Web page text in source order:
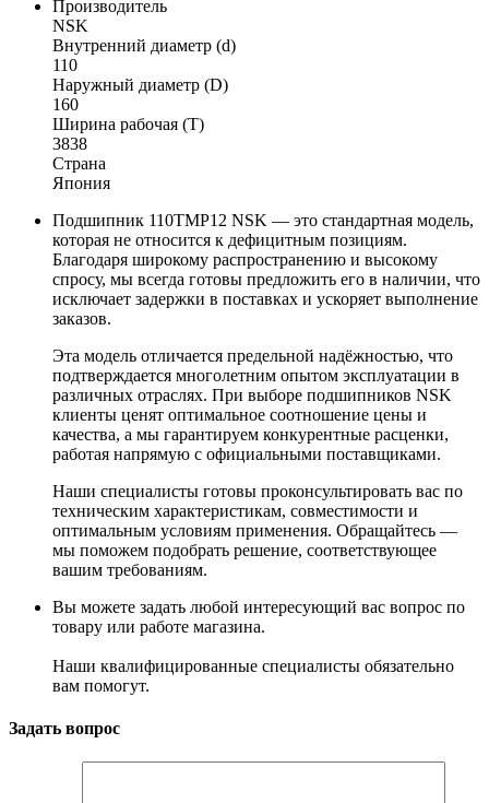
Производитель
NSK
Внутренний диаметр (d)
110
Наружный диаметр (D)
160
Ширина рабочая (T)
3838
Страна
Япония
Подшипник 110TMP12 NSK — это стандартная модель,
которая не относится к дефицитным позициям.
Благодаря широкому распространению и высокому
спросу, мы всегда готовы предложить его в наличии, что
исключает задержки в поставках и ускоряет выполнение
заказов.
Эта модель отличается предельной надёжностью, что
подтверждается многолетним опытом эксплуатации в
различных отраслях. При выборе подшипников NSK
клиенты ценят оптимальное соотношение цены и
качества, а мы гарантируем конкурентные расценки,
работая напрямую с официальными поставщиками.
Наши специалисты готовы проконсультировать вас по
техническим характеристикам, совместимости и
оптимальным условиям применения. Обращайтесь —
мы поможем подобрать решение, соответствующее
вашим требованиям.
Вы можете задать любой интересующий вас вопрос по
товару или работе магазина.
Наши квалифицированные специалисты обязательно
вам помогут.
Задать вопрос